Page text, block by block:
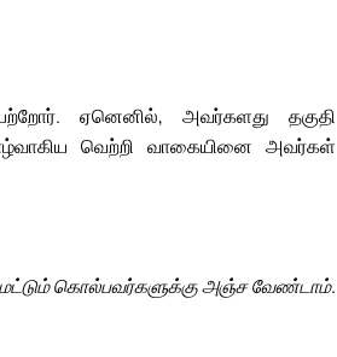
ஏனெனில், அவர்களது தகுதி
வெற்றி வாகையினை அவர்கள்
கொல்பவர்களுக்கு அஞ்ச வேண்டாம்.